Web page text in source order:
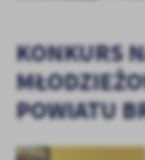
KONKURS
POWIATU